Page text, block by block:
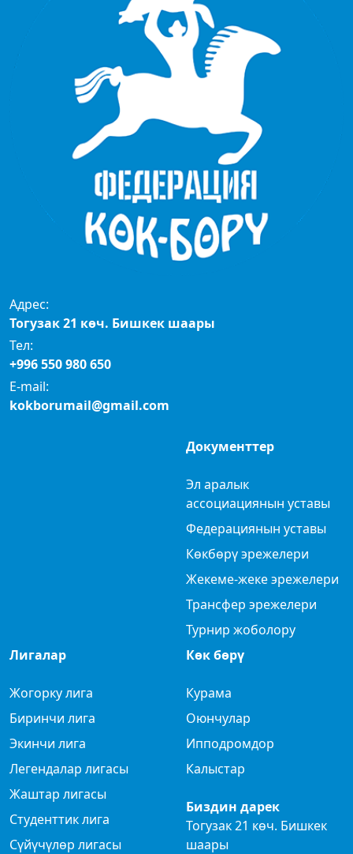
Адрес:
Тогузак 21 көч. Бишкек шаары
Тел:
+996 550 980 650
E-mail:
kokborumail@gmail.com
Документтер
Эл аралык
ассоциациянын уставы
Федерациянын уставы
Көкбөрү эрежелери
Жекеме-жеке эрежелери
Трансфер эрежелери
Турнир жоболору
Лигалар
Жогорку лига
Биринчи лига
Экинчи лига
Легендалар лигасы
Жаштар лигасы
Студенттик лига
Сүйүчүлөр лигасы
Көк бөрү
Курама
Оюнчулар
Ипподромдор
Калыстар
Биздин дарек
Тогузак 21 көч. Бишкек
шаары